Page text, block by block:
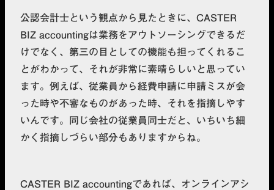
公認会計士という観点から見たときに、CASTER
BIZ accountingは業務をアウトソーシングできるだ
けでなく、第三の目としての機能も担ってくれるこ
とがわかって、それが非常に素晴らしいと思ってい
ます。例えば、従業員から経費申請に申請ミスが会
った時や不審なものがあった時、それを指摘しやす
いんです。同じ会社の従業員同士だと、いちいち細
かく指摘しづらい部分もありますからね。
CASTER BIZ accountingであれば、オンラインアシ